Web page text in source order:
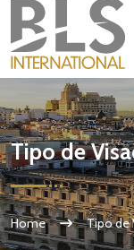
Tipo de
Home Tipo de